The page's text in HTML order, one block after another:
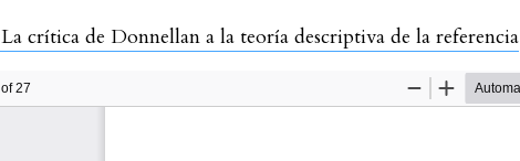
Volver a los detalles del artículo
La crítica de Donnellan a la teoría descriptiva de la referencia